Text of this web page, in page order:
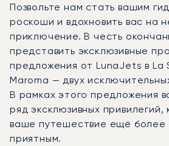
Позвольте нам стать вашим
роскоши и вдохновить вас на
приключение. В честь
представить эксклюзивные
предложения от LunaJets в La
Maroma — двух
В рамках этого предложения
ряд эксклюзивных
ваше путешествие ещё более
приятным.